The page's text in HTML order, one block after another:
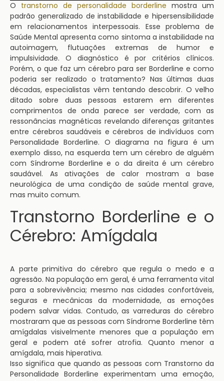
O transtorno de personalidade borderline mostra um
padrão generalizado de instabilidade e hipersensibilidade
em relacionamentos interpessoais. Esse problema de
Saúde Mental apresenta como sintoma a instabilidade na
autoimagem, flutuações extremas de humor e
impulsividade. O diagnóstico é por critérios clínicos.
Porém, o que faz um cérebro para ser Borderline e como
poderia ser realizado o tratamento? Nas últimas duas
décadas, especialistas vêm tentando descobrir. O velho
ditado sobre duas pessoas estarem em diferentes
comprimentos de onda parece ser verdade, com as
ressonâncias magnéticas revelando diferenças gritantes
entre cérebros saudáveis e cérebros de indivíduos com
Personalidade Borderline. O diagrama na figura é um
exemplo disso, na esquerda tem um cérebro de alguém
com Síndrome Borderline e o da direita é um cérebro
saudável. As ativações de calor mostram a base
neurológica de uma condição de saúde mental grave,
mas muito comum.
Transtorno Borderline e o
Cérebro: Amígdala
A parte primitiva do cérebro que regula o medo e a
agressão. Na população em geral, é uma ferramenta vital
para a sobrevivência; mesmo nas cidades confortáveis,
seguras e mecânicas da modernidade, as emoções
podem salvar vidas. Contudo, as varreduras do cérebro
mostraram que as pessoas com Síndrome Borderline têm
amígdalas visivelmente menores que a população em
geral e podem até sofrer atrofia. Quanto menor a
amígdala, mais hiperativa.
Isso significa que quando as pessoas com Transtorno da
Personalidade Borderline experimentam uma emoção,